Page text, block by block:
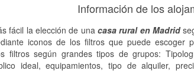
Información de los
fácil la elección de unacasa rural en Madrid
iconos de los filtros que puede escoger
filtros según grandes tipos de grupos:
ideal, equipamientos, tipo de alquiler,